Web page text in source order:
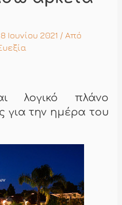
Ιουνίου 2021 / Από
λογικό πλάνο
για την ημέρα του